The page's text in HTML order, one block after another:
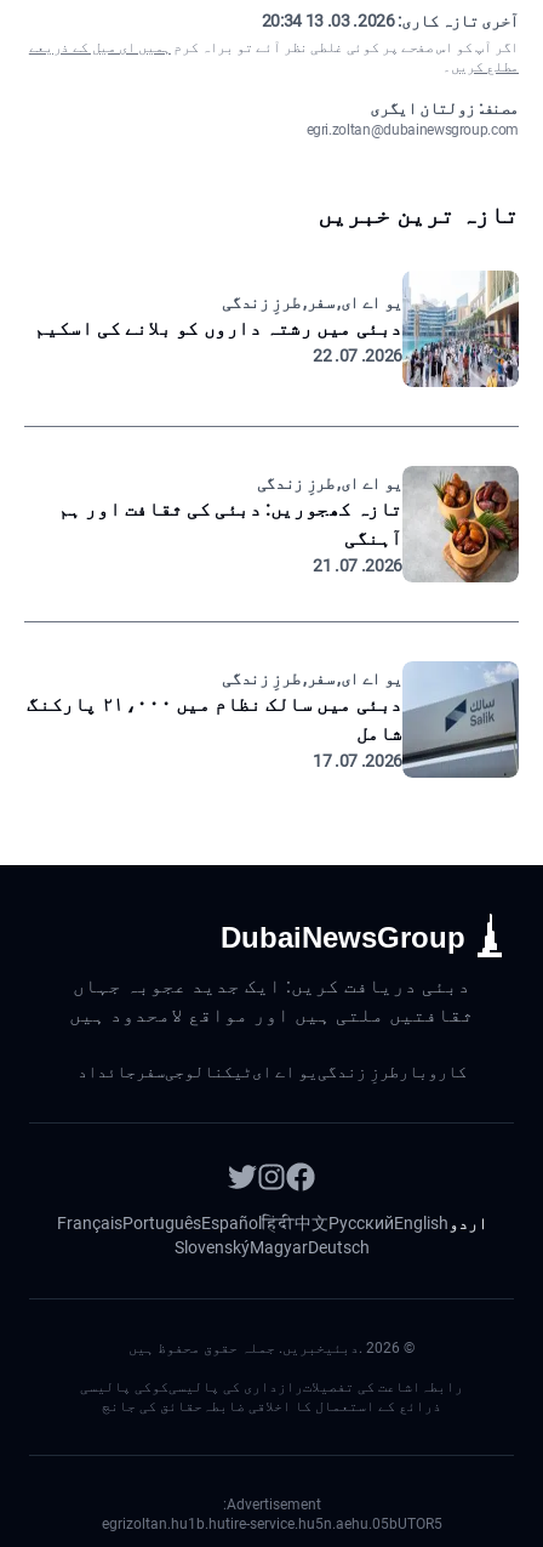
آخری تازہ کاری:2026. 03. 13 20:34
اگر آپ کو اس صفحے پر کوئی غلطی نظر آئے تو براہ کرم ہمیں ای میل کے ذریعے
مطلع کریں ۔
مصنف: زولتان ایگری
egri.zoltan@dubainewsgroup.com
تازہ ترین خبریں
یو اے ای, سفر, طرزِ زندگی
دبئی میں رشتہ داروں کو بلانے کی اسکیم
2026. 07. 22
یو اے ای, طرزِ زندگی
تازہ کھجوریں: دبئی کی ثقافت اور ہم
آہنگی
2026. 07. 21
یو اے ای, سفر, طرزِ زندگی
دبئی میں سالک نظام میں ۲۱،۰۰۰ پارکنگ
شامل
2026. 07. 17
DubaiNewsGroup
دبئی دریافت کریں: ایک جدید عجوبہ جہاں
ثقافتیں ملتی ہیں اور مواقع لامحدود ہیں
کاروبار طرزِ زندگی یو اے ایٹیکنالوجیسفر جائداد
اردو English
Русский
中文
हिंदी
Español
Português
Français
Deutsch
Magyar
Slovenský
©
2026 .دبئیخبریں. جملہ حقوق محفوظ ہیں
رابطہ اشاعت کی تفصیلاترازداری کی پالیسیکوکی پالیسی
ذرائع کے استعمال کا اخلاقی ضابطہ حقائق کی جانچ
Advertisement:
bUTOR5
05.hu
5n.ae
tire-service.hu
1b.hu
egrizoltan.hu